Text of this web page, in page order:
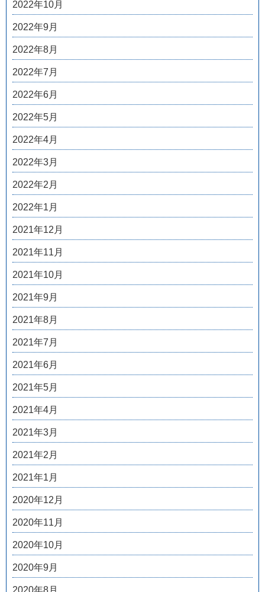
2022年10月
2022年9月
2022年8月
2022年7月
2022年6月
2022年5月
2022年4月
2022年3月
2022年2月
2022年1月
2021年12月
2021年11月
2021年10月
2021年9月
2021年8月
2021年7月
2021年6月
2021年5月
2021年4月
2021年3月
2021年2月
2021年1月
2020年12月
2020年11月
2020年10月
2020年9月
2020年8月